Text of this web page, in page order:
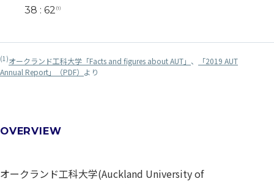
38 : 62 (1)
(1)オークランド工科大学「Facts and figures about AUT」 、
「2019 AUT
Annual Report」（PDF） より
OVERVIEW
オークランド工科大学(Auckland University of